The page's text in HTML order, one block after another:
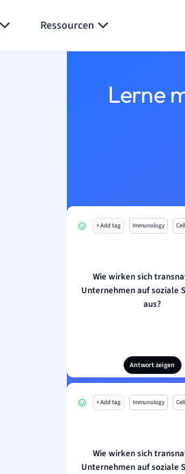
Ressourcen
Lerne
+ Add tag Immunology
Wie wirken sich
Unternehmen auf soziale
aus?
Antwort zeigen
+ Add tag Immunology
Wie wirken sich
Unternehmen auf soziale